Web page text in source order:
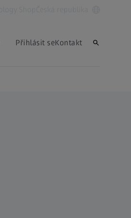
Přihlásit seKontakt